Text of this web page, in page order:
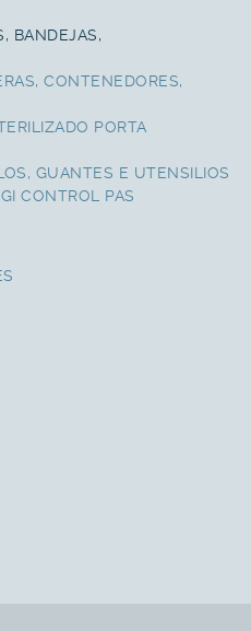
BANDEJAS,
CONTENEDORES,
PORTA
GUANTES E UTENSILIOS
CONTROL PAS